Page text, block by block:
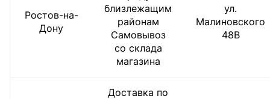
Ростов-на-
Дону
близлежащим
районам
Самовывоз
со склада
магазина
ул.
Малиновского
48В
Доставка по